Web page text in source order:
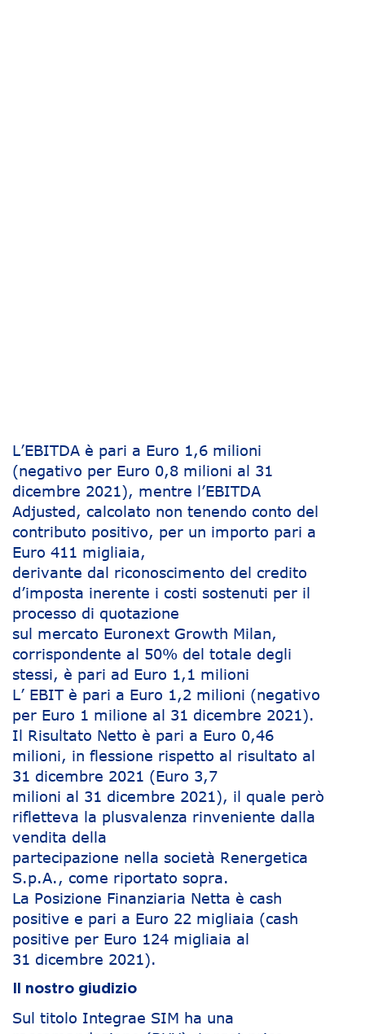
L’EBITDA è pari a Euro 1,6 milioni
(negativo per Euro 0,8 milioni al 31
dicembre 2021), mentre l’EBITDA
Adjusted, calcolato non tenendo conto del
contributo positivo, per un importo pari a
Euro 411 migliaia,
derivante dal riconoscimento del credito
d’imposta inerente i costi sostenuti per il
processo di quotazione
sul mercato Euronext Growth Milan,
corrispondente al 50% del totale degli
stessi, è pari ad Euro 1,1 milioni
L’ EBIT è pari a Euro 1,2 milioni (negativo
per Euro 1 milione al 31 dicembre 2021).
Il Risultato Netto è pari a Euro 0,46
milioni, in flessione rispetto al risultato al
31 dicembre 2021 (Euro 3,7
milioni al 31 dicembre 2021), il quale però
rifletteva la plusvalenza rinveniente dalla
vendita della
partecipazione nella società Renergetica
S.p.A., come riportato sopra.
La Posizione Finanziaria Netta è cash
positive e pari a Euro 22 migliaia (cash
positive per Euro 124 migliaia al
31 dicembre 2021).
Il nostro giudizio
Sul titolo Integrae SIM ha una